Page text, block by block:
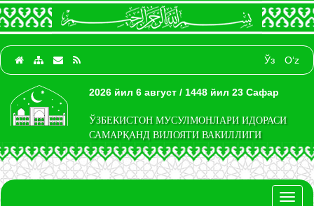
Ўз O‘z
2026 йил 6 август / 1448 йил 23 Сафар
ЎЗБЕКИСТОН МУСУЛМОНЛАРИ ИДОРАСИ
САМАРҚАНД ВИЛОЯТИ ВАКИЛЛИГИ